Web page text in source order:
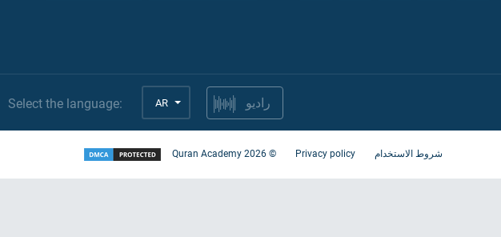
Select the language: AR راديو
شروط الاستخدام Privacy policy
©
2026